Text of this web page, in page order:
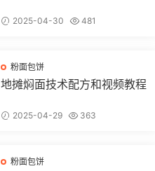
2025-04-30 481
粉面包饼
地摊焖面技术配方和视频教程
2025-04-29 363
粉面包饼